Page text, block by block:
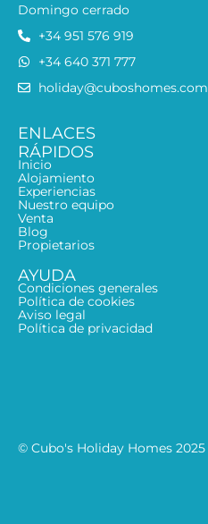
Domingo cerrado
+34 951 576 919
+34 640 371 777
holiday@cuboshomes.com
ENLACES
RÁPIDOS
Inicio
Alojamiento
Experiencias
Nuestro equipo
Venta
Blog
Propietarios
AYUDA
Condiciones generales
Política de cookies
Aviso legal
Política de privacidad
© Cubo's Holiday Homes 2025